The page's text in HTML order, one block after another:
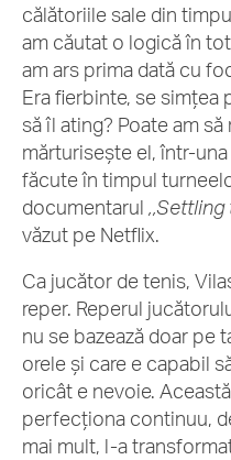
călătoriile sale din
am căutat o logică în
am ars prima dată cu
Era fierbinte, se simțea
să îl ating? Poate am
mărturisește el, într-
făcute în timpul
documentarul ,,Settling
văzut pe Netflix.
Ca jucător de tenis,
reper. Reperul
nu se bazează doar pe
orele și care e capabil
oricât e nevoie.
perfecționa continuu,
mai mult, l-a